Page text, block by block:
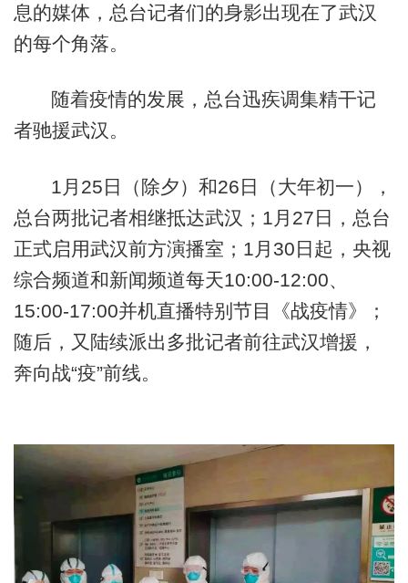
息的媒体，总台记者们的身影出现在了武汉
的每个角落。
随着疫情的发展，总台迅疾调集精干记
者驰援武汉。
1月25日（除夕）和26日（大年初一），
总台两批记者相继抵达武汉；1月27日，总台
正式启用武汉前方演播室；1月30日起，央视
综合频道和新闻频道每天10:00-12:00、
15:00-17:00并机直播特别节目《战疫情》；
随后，又陆续派出多批记者前往武汉增援，
奔向战“疫”前线。